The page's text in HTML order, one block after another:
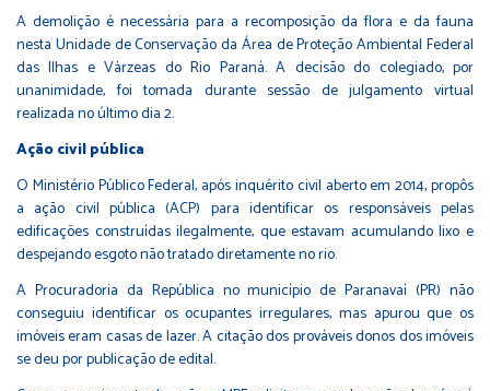
A demolição é necessária para a recomposição da flora e da fauna
nesta Unidade de Conservação da Área de Proteção Ambiental Federal
das Ilhas e Várzeas do Rio Paraná. A decisão do colegiado, por
unanimidade, foi tomada durante sessão de julgamento virtual
realizada no último dia 2.
Ação civil pública
O Ministério Público Federal, após inquérito civil aberto em 2014, propôs
a ação civil pública (ACP) para identificar os responsáveis pelas
edificações construídas ilegalmente, que estavam acumulando lixo e
despejando esgoto não tratado diretamente no rio.
A Procuradoria da República no município de Paranavaí (PR) não
conseguiu identificar os ocupantes irregulares, mas apurou que os
imóveis eram casas de lazer. A citação dos prováveis donos dos imóveis
se deu por publicação de edital.